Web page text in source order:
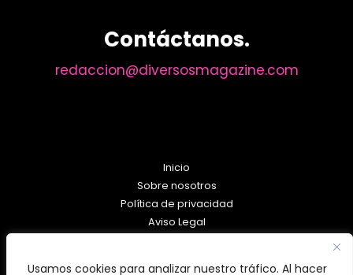
Usamos cookies para analizar nuestro tráfico. Al hacer
Contáctanos.
redaccion@diversosmagazine.com
Inicio
Sobre nosotros
Política de privacidad
Aviso Legal